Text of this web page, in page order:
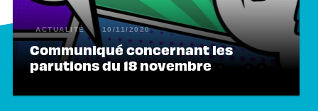
ACTUALITÉ 10/11/2020
Communiqué concernant les
parutions du 18 novembre